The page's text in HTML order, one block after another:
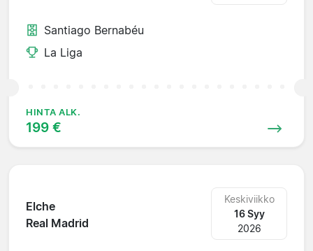
Santiago Bernabéu
La Liga
HINTA ALK.
199 €
Elche
Real Madrid
Keskiviikko
16 Syy
2026